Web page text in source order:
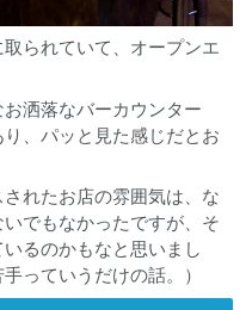
られていて、オープンエ
洒落なバーカウンター
、パッと見た感じだとお
れたお店の雰囲気は、な
でもなかったですが、そ
るのかもなと思いまし
っていうだけの話。）